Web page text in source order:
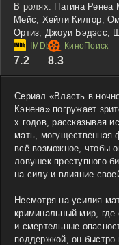
В ролях: Патина
Мейс, Хейли Килгор,
Ортиз, Джоуи Бэдэсс,
7.2 8.3
Сериал «Власть в
Кэнена» погружает
х годов, рассказывая
мать, могущественная
всё возможное, чтобы
ловушек преступного
на силу и влияние
Несмотря на усилия
криминальный мир, где
и смертельные
поддержкой, он быстро